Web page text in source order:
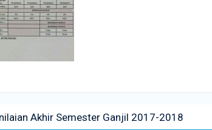
Akhir Semester Ganjil 2017-2018